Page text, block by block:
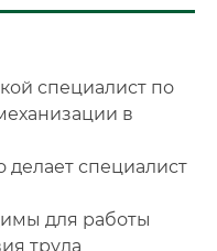
и просмотра
специалист по
в
делает специалист
для работы
труда